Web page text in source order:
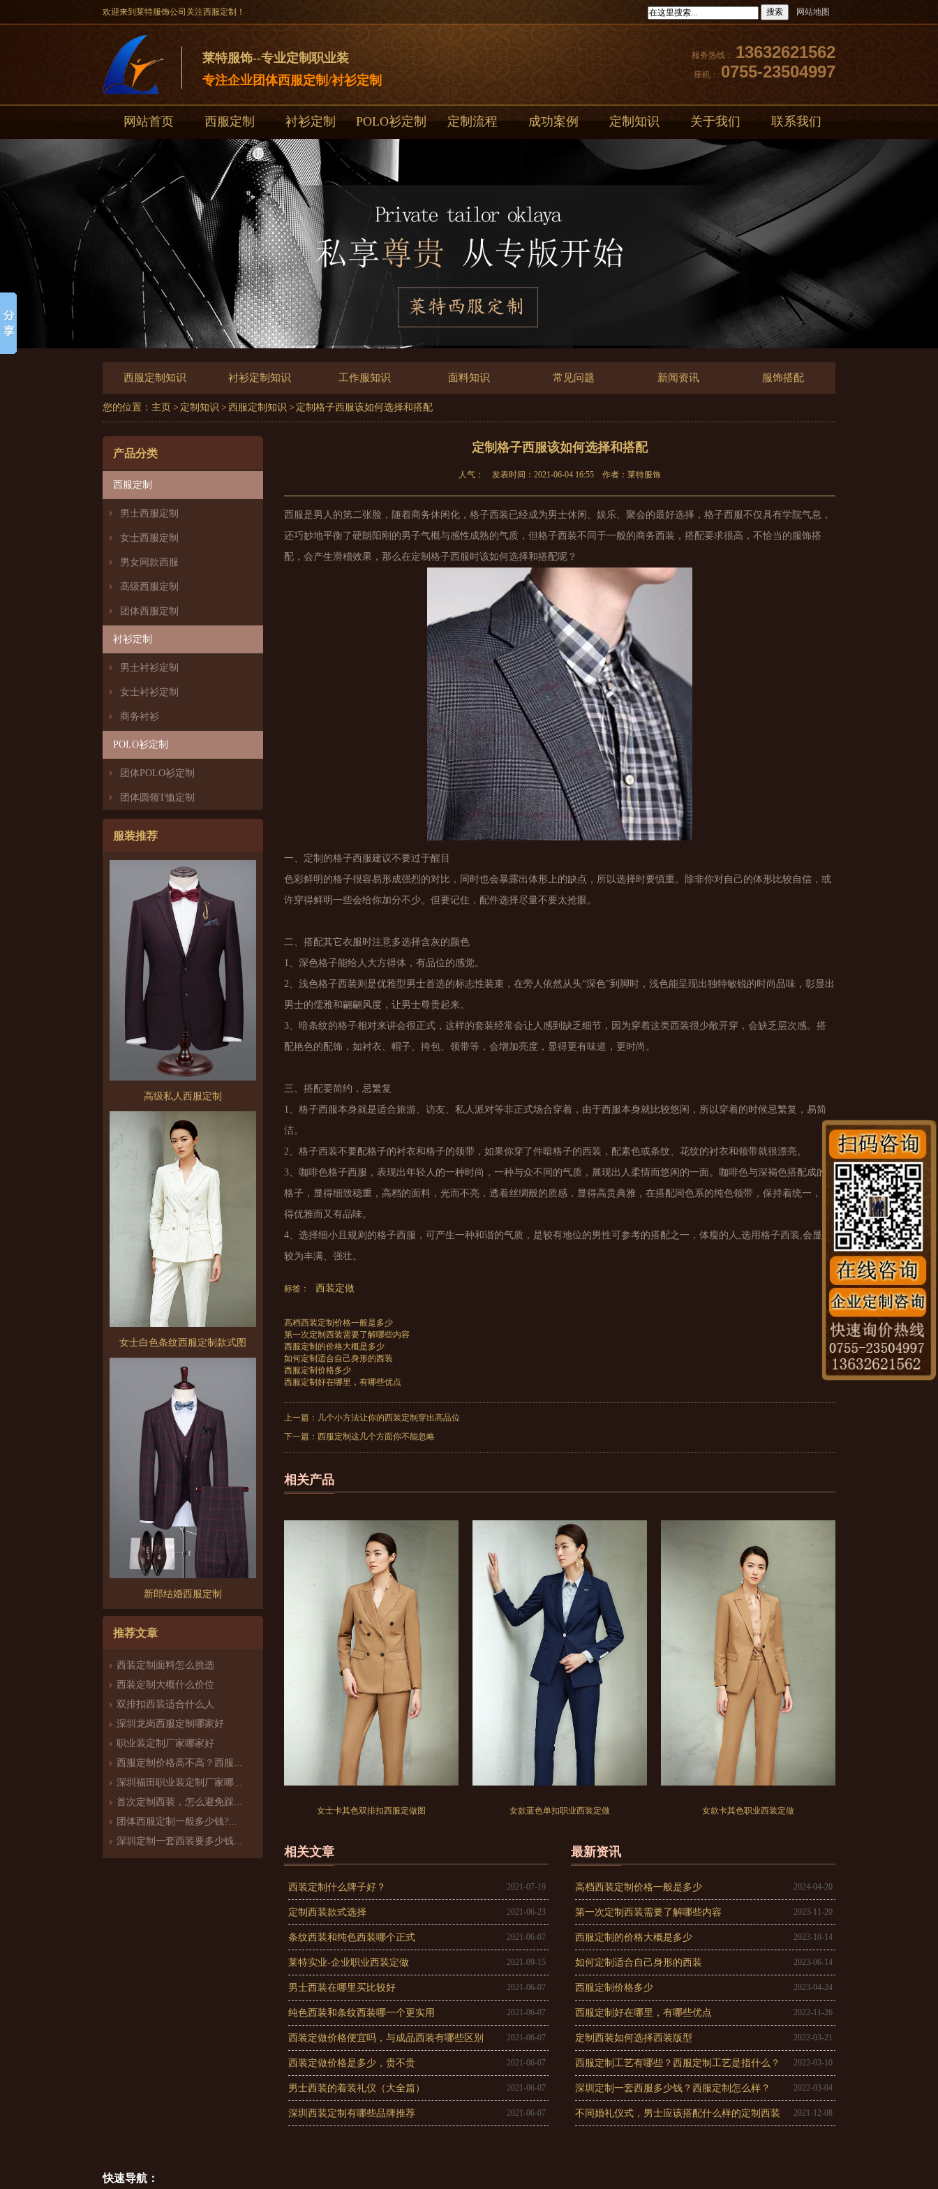
欢迎来到莱特服饰公司关注西服定制！ 搜索 网站地图
莱特服饰--专业定制职业装
专注企业团体西服定制/衬衫定制
服务热线： 13632621562
座机： 0755-23504997
网站首页 西服定制 衬衫定制 POLO衫定制 定制流程 成功案例 定制知识 关于我们 联系我们
西服定制知识 衬衫定制知识 工作服知识 面料知识 常见问题 新闻资讯 服饰搭配
您的位置： 主页 > 定制知识 > 西服定制知识 > 定制格子西服该如何选择和搭配
产品分类
西服定制
男士西服定制
女士西服定制
男女同款西服
高级西服定制
团体西服定制
衬衫定制
男士衬衫定制
女士衬衫定制
商务衬衫
POLO衫定制
团体POLO衫定制
团体圆领T恤定制
服装推荐
高级私人西服定制
女士白色条纹西服定制款式图
新郎结婚西服定制
推荐文章
西装定制面料怎么挑选
西装定制大概什么价位
双排扣西装适合什么人
深圳龙岗西服定制哪家好
职业装定制厂家哪家好
西服定制价格高不高？西服定制哪家好？
深圳福田职业装定制厂家哪家好
首次定制西装，怎么避免踩雷？
团体西服定制一般多少钱?团体定制西服价格
深圳定制一套西装要多少钱？西服定制怎么样？
定制格子西服该如何选择和搭配
人气： 发表时间：2021-06-04 16:55 作者：莱特服饰
西服是男人的第二张脸，随着商务休闲化，格子西装已经成为男士休闲、娱乐、聚会的最好选择，格子西服不仅具有学院气息，
还巧妙地平衡了硬朗阳刚的男子气概与感性成熟的气质，但格子西装不同于一般的商务西装，搭配要求很高，不恰当的服饰搭
配，会产生滑稽效果，那么在定制格子西服时该如何选择和搭配呢？
一、定制的格子西服建议不要过于醒目
色彩鲜明的格子很容易形成强烈的对比，同时也会暴露出体形上的缺点，所以选择时要慎重。除非你对自己的体形比较自信，或
许穿得鲜明一些会给你加分不少。但要记住，配件选择尽量不要太抢眼。
二、搭配其它衣服时注意多选择含灰的颜色
1、深色格子能给人大方得体，有品位的感觉。
2、浅色格子西装则是优雅型男士首选的标志性装束，在旁人依然从头“深色”到脚时，浅色能呈现出独特敏锐的时尚品味，彰显出
男士的儒雅和翩翩风度，让男士尊贵起来。
3、暗条纹的格子相对来讲会很正式，这样的套装经常会让人感到缺乏细节，因为穿着这类西装很少敞开穿，会缺乏层次感。搭
配艳色的配饰，如衬衣、帽子、挎包、领带等，会增加亮度，显得更有味道，更时尚。
三、搭配要简约，忌繁复
1、格子西服本身就是适合旅游、访友、私人派对等非正式场合穿着，由于西服本身就比较悠闲，所以穿着的时候忌繁复，易简
洁。
2、格子西装不要配格子的衬衣和格子的领带，如果你穿了件暗格子的西装，配素色或条纹、花纹的衬衣和领带就很漂亮。
3、咖啡色格子西服，表现出年轻人的一种时尚，一种与众不同的气质，展现出人柔情而悠闲的一面。咖啡色与深褐色搭配成的
格子，显得细致稳重，高档的面料，光而不亮，透着丝绸般的质感，显得高贵典雅，在搭配同色系的纯色领带，保持着统一，显
得优雅而又有品味。
4、选择细小且规则的格子西服，可产生一种和谐的气质，是较有地位的男性可参考的搭配之一，体瘦的人,选用格子西装,会显得
较为丰满、强壮。
标签： 西装定做
高档西装定制价格一般是多少
第一次定制西装需要了解哪些内容
西服定制的价格大概是多少
如何定制适合自己身形的西装
西服定制价格多少
西服定制好在哪里，有哪些优点
上一篇： 几个小方法让你的西装定制穿出高品位
下一篇： 西服定制这几个方面你不能忽略
相关产品
女士卡其色双排扣西服定做图 女款蓝色单扣职业西装定做 女款卡其色职业西装定做
相关文章
2021-07-19
西装定制什么牌子好？
2021-06-23
定制西装款式选择
2021-06-07
条纹西装和纯色西装哪个正式
2021-09-15
莱特实业-企业职业西装定做
2021-06-07
男士西装在哪里买比较好
2021-06-07
纯色西装和条纹西装哪一个更实用
2021-06-07
西装定做价格便宜吗，与成品西装有哪些区别
2021-06-07
西装定做价格是多少，贵不贵
2021-06-07
男士西装的着装礼仪（大全篇）
2021-06-07
深圳西装定制有哪些品牌推荐
最新资讯
2024-04-20
高档西装定制价格一般是多少
2023-11-20
第一次定制西装需要了解哪些内容
2023-10-14
西服定制的价格大概是多少
2023-06-14
如何定制适合自己身形的西装
2023-04-24
西服定制价格多少
2022-11-26
西服定制好在哪里，有哪些优点
2022-03-21
定制西装如何选择西装版型
2022-03-10
西服定制工艺有哪些？西服定制工艺是指什么？
2022-03-04
深圳定制一套西服多少钱？西服定制怎么样？
2021-12-08
不同婚礼仪式，男士应该搭配什么样的定制西装
快速导航：